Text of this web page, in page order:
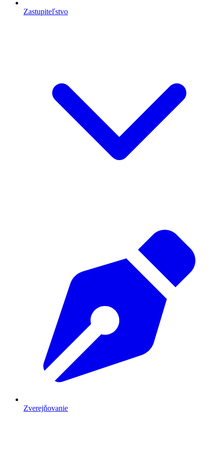
Zastupiteľstvo
Zverejňovanie